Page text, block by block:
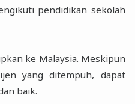
pendidikan sekolah
ke Malaysia. Meskipun
yang ditempuh, dapat
baik.